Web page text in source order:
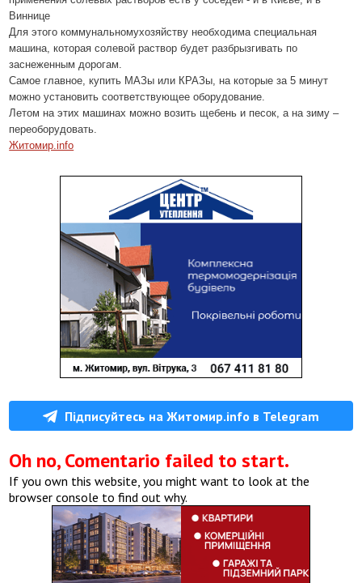
Виннице
Для этого коммунальномухозяйству необходима специальная
машина, которая солевой раствор будет разбрызгивать по
заснеженным дорогам.
Самое главное, купить МАЗы или КРАЗы, на которые за 5 минут
можно установить соответствующее оборудование.
Летом на этих машинах можно возить щебень и песок, а на зиму –
переоборудовать.
Житомир.info
Підписуйтесь на Житомир.info в Telegram
Oh no, Comentario failed to start.
If you own this website, you might want to look at the
browser console to find out why.